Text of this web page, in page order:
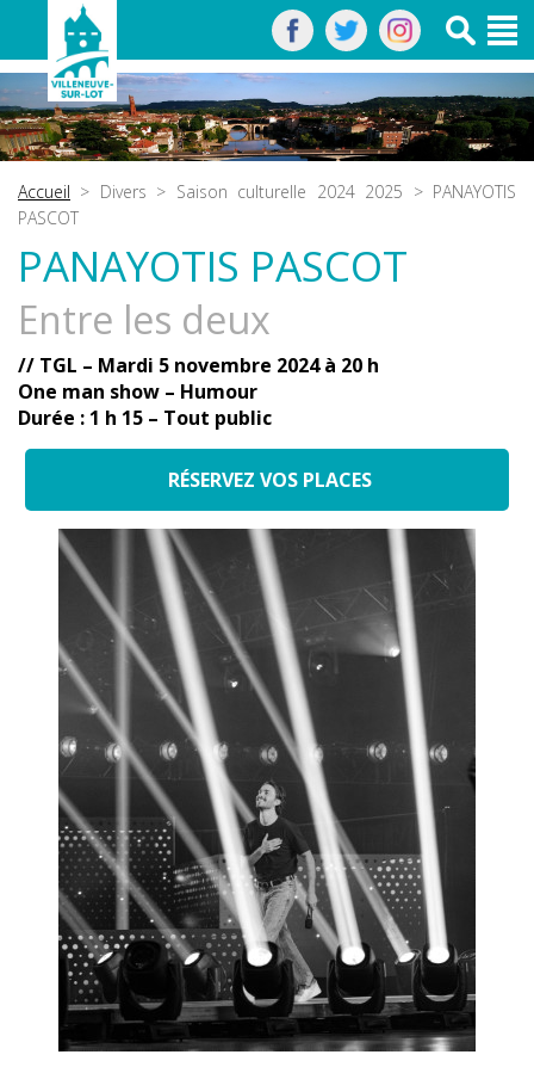
Accueil > Divers > Saison culturelle 2024 2025 > PANAYOTIS
PASCOT
PANAYOTIS PASCOT
Entre les deux
// TGL – Mardi 5 novembre 2024 à 20 h
One man show – Humour
Durée : 1 h 15 – Tout public
RÉSERVEZ VOS PLACES